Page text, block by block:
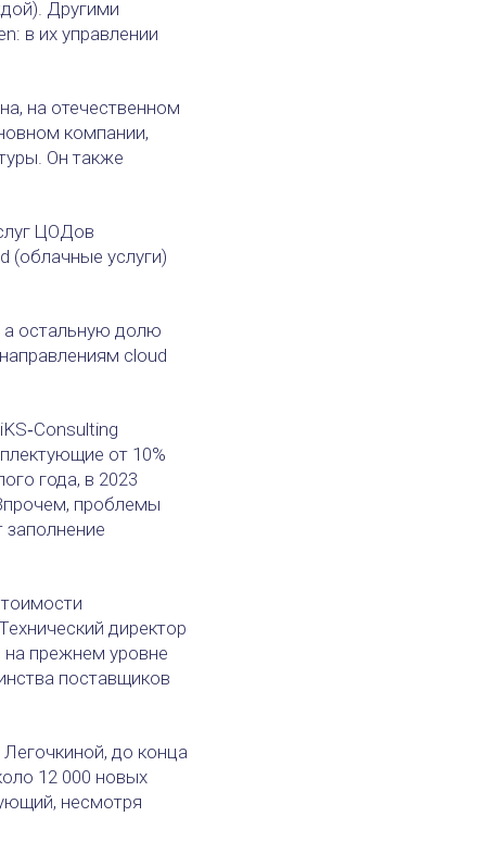
Другими
в их управлении
на отечественном
компании,
Он также
ЦОДов
(облачные услуги)
а остальную долю
cloud
от 10%
года, в 2023
проблемы
директор
прежнем уровне
поставщиков
до конца
12 000 новых
несмотря